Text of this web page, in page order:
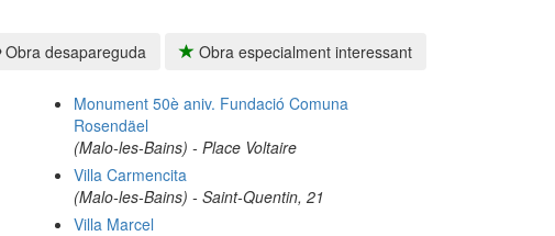
Obra desapareguda Obra especialment interessant
Monument 50è aniv. Fundació Comuna
Rosendäel
(Malo-les-Bains) - Place Voltaire
Villa Carmencita
(Malo-les-Bains) - Saint-Quentin, 21
Villa Marcel